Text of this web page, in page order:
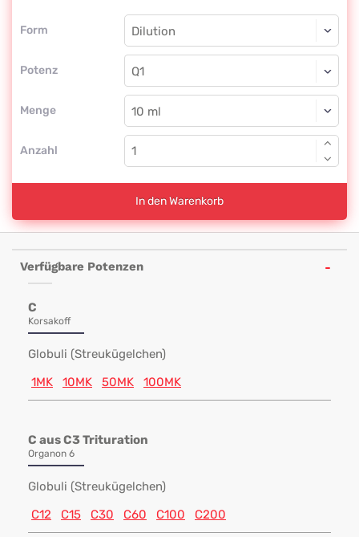
Form
Form
Potenz
Dilution
Q1
Menge
Dilution
Anzahl
In den Warenkorb
Verfügbare Potenzen
C
Korsakoff
Globuli (Streukügelchen)
1MK
10MK 50MK 100MK
C aus C3 Trituration
Organon 6
Globuli (Streukügelchen)
C12
C15 C30 C60 C100 C200